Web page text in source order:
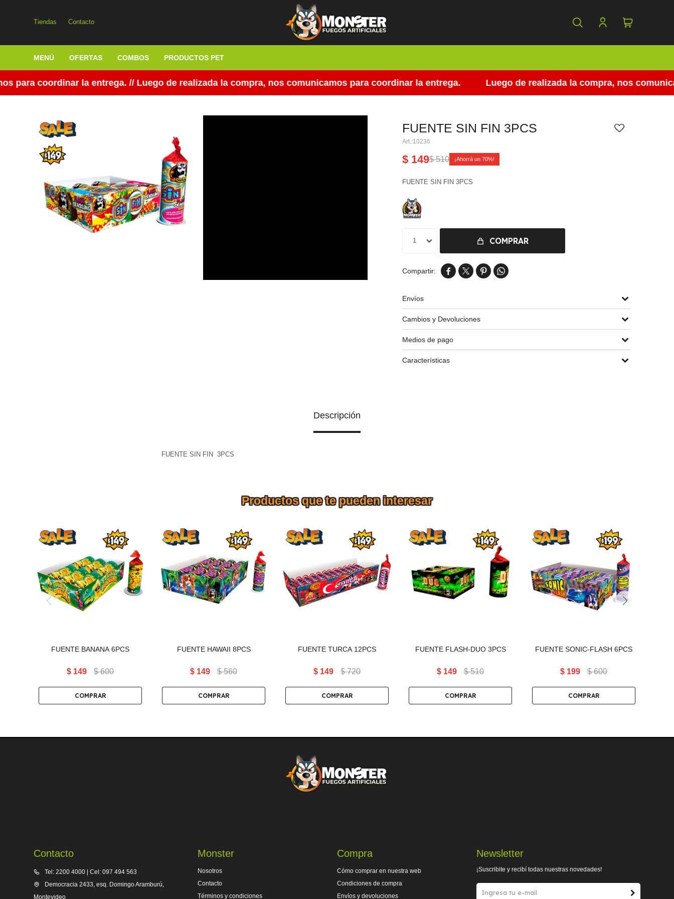
MENÚ OFERTAS COMBOS PRODUCTOS PET
Tiendas Contacto
coordinar la entrega. // Luego de realizada la compra, nos comunicamos para coordinar la entrega. Luego de realizada la compra, nos
FUENTE SIN FIN 3PCS
10236
$ 149$ 510 70
FUENTE SIN FIN 3PCS
1 COMPRAR
   
Envíos
Cambios y Devoluciones
Medios de pago
Características
Descripción
FUENTE SIN FIN 3PCS
Productos que te pueden interesar
FUENTE BANANA 6PCS
FUENTE BANANA 6PCS
$ 149 $ 600
FUENTE HAWAII 8PCS
FUENTE HAWAII 8PCS
$ 149 $ 560
FUENTE TURCA 12PCS
FUENTE TURCA 12PCS
$ 149 $ 720
FUENTE FLASH-DUO 3PCS
FUENTE FLASH-DUO 3PCS
$ 149 $ 510
FUENTE SONIC-FLASH
6PCS
FUENTE SONIC-FLASH 6PCS
$ 199 $ 600
Contacto
Tel: 2200 4000 | Cel: 097 494 563
Democracia 2433, esq. Domingo Aramburú,
Montevideo
Monster
Nosotros
Contacto
Términos y condiciones
Compra
Cómo comprar en nuestra web
Condiciones de compra
Envíos y devoluciones
Newsletter
¡Suscribite y recibí todas nuestras novedades!